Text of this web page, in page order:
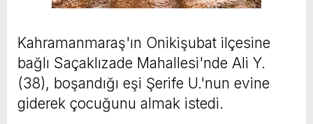
Kahramanmaraş'ın Onikişubat ilçesine
bağlı Saçaklızade Mahallesi'nde Ali Y.
(38), boşandığı eşi Şerife U.'nun evine
giderek çocuğunu almak istedi.